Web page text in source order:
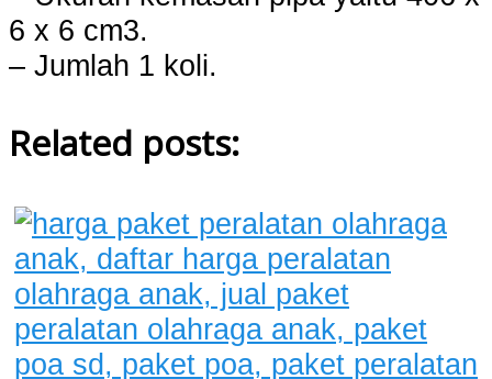
6 x 6 cm3.
– Jumlah 1 koli.
Related posts: